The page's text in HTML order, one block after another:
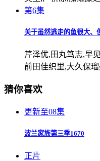
第6集
关于虽然逃走的鱼很大、
芹泽优,田丸笃志,早
前田佳织里,大久保
猜你喜欢
更新至08集
波兰家族第三季1670
正片